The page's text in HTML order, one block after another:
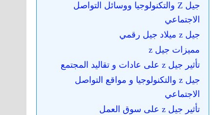
جيل Z والتكنولوجيا ووسائل التواصل
الاجتماعي
جيل z ميلاد جيل رقمي
مميزات جيل z
تأثير جيل z على عادات و تقاليد المجتمع
جيل z والتكنولوجيا و مواقع التواصل
الاجتماعي
تأثير جيل z على سوق العمل